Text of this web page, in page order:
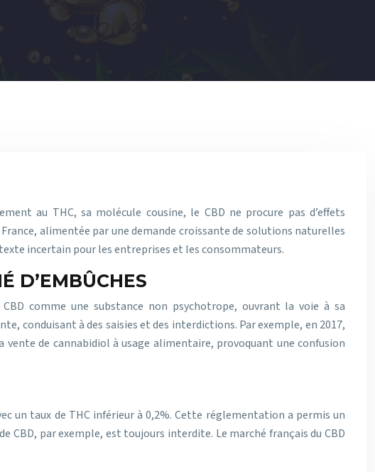
au THC, sa molécule cousine, le CBD ne procure pas d’effets
alimentée par une demande croissante de solutions naturelles
incertain pour les entreprises et les consommateurs.
D’EMBÛCHES
comme une substance non psychotrope, ouvrant la voie à sa
conduisant à des saisies et des interdictions. Par exemple, en 2017,
de cannabidiol à usage alimentaire, provoquant une confusion
un taux de THC inférieur à 0,2%. Cette réglementation a permis un
par exemple, est toujours interdite. Le marché français du CBD